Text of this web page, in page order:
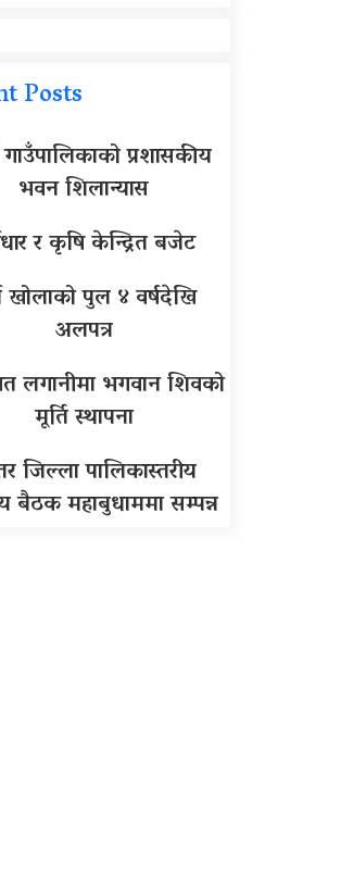
Posts
प्रशासकीय
भवन शिलान्यास
र कृषि केन्द्रित बजेट
खोलाको पुल ४ वर्षदेखि
अलपत्र
लगानीमा भगवान शिवको
मूर्ति स्थापना
जिल्ला पालिकास्तरीय
बैठक महाबुधाममा सम्पन्न